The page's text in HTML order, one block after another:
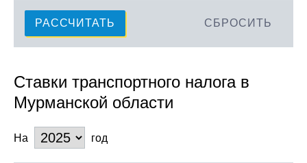
РАССЧИТАТЬ СБРОСИТЬ
Ставки транспортного налога в
Мурманской области
На год